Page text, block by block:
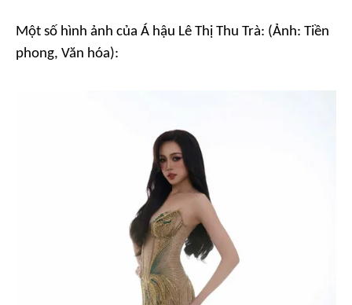
Một số hình ảnh của Á hậu Lê Thị Thu Trà: (Ảnh: Tiền
phong, Văn hóa):